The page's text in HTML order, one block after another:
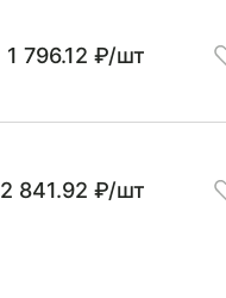
1 796.12 ₽/шт
2 841.92 ₽/шт